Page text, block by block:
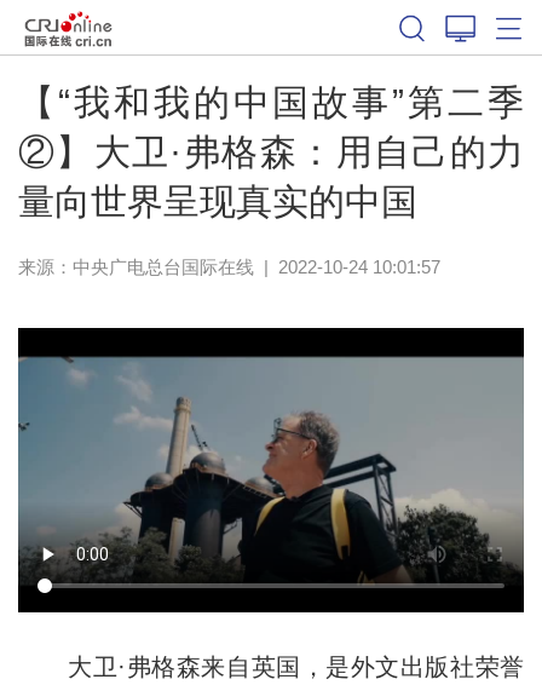
【“我和我的中国故事”第二季
②】大卫·弗格森：用自己的力
量向世界呈现真实的中国
来源：中央广电总台国际在线| 2022-10-24 10:01:57
大卫·弗格森来自英国，是外文出版社荣誉